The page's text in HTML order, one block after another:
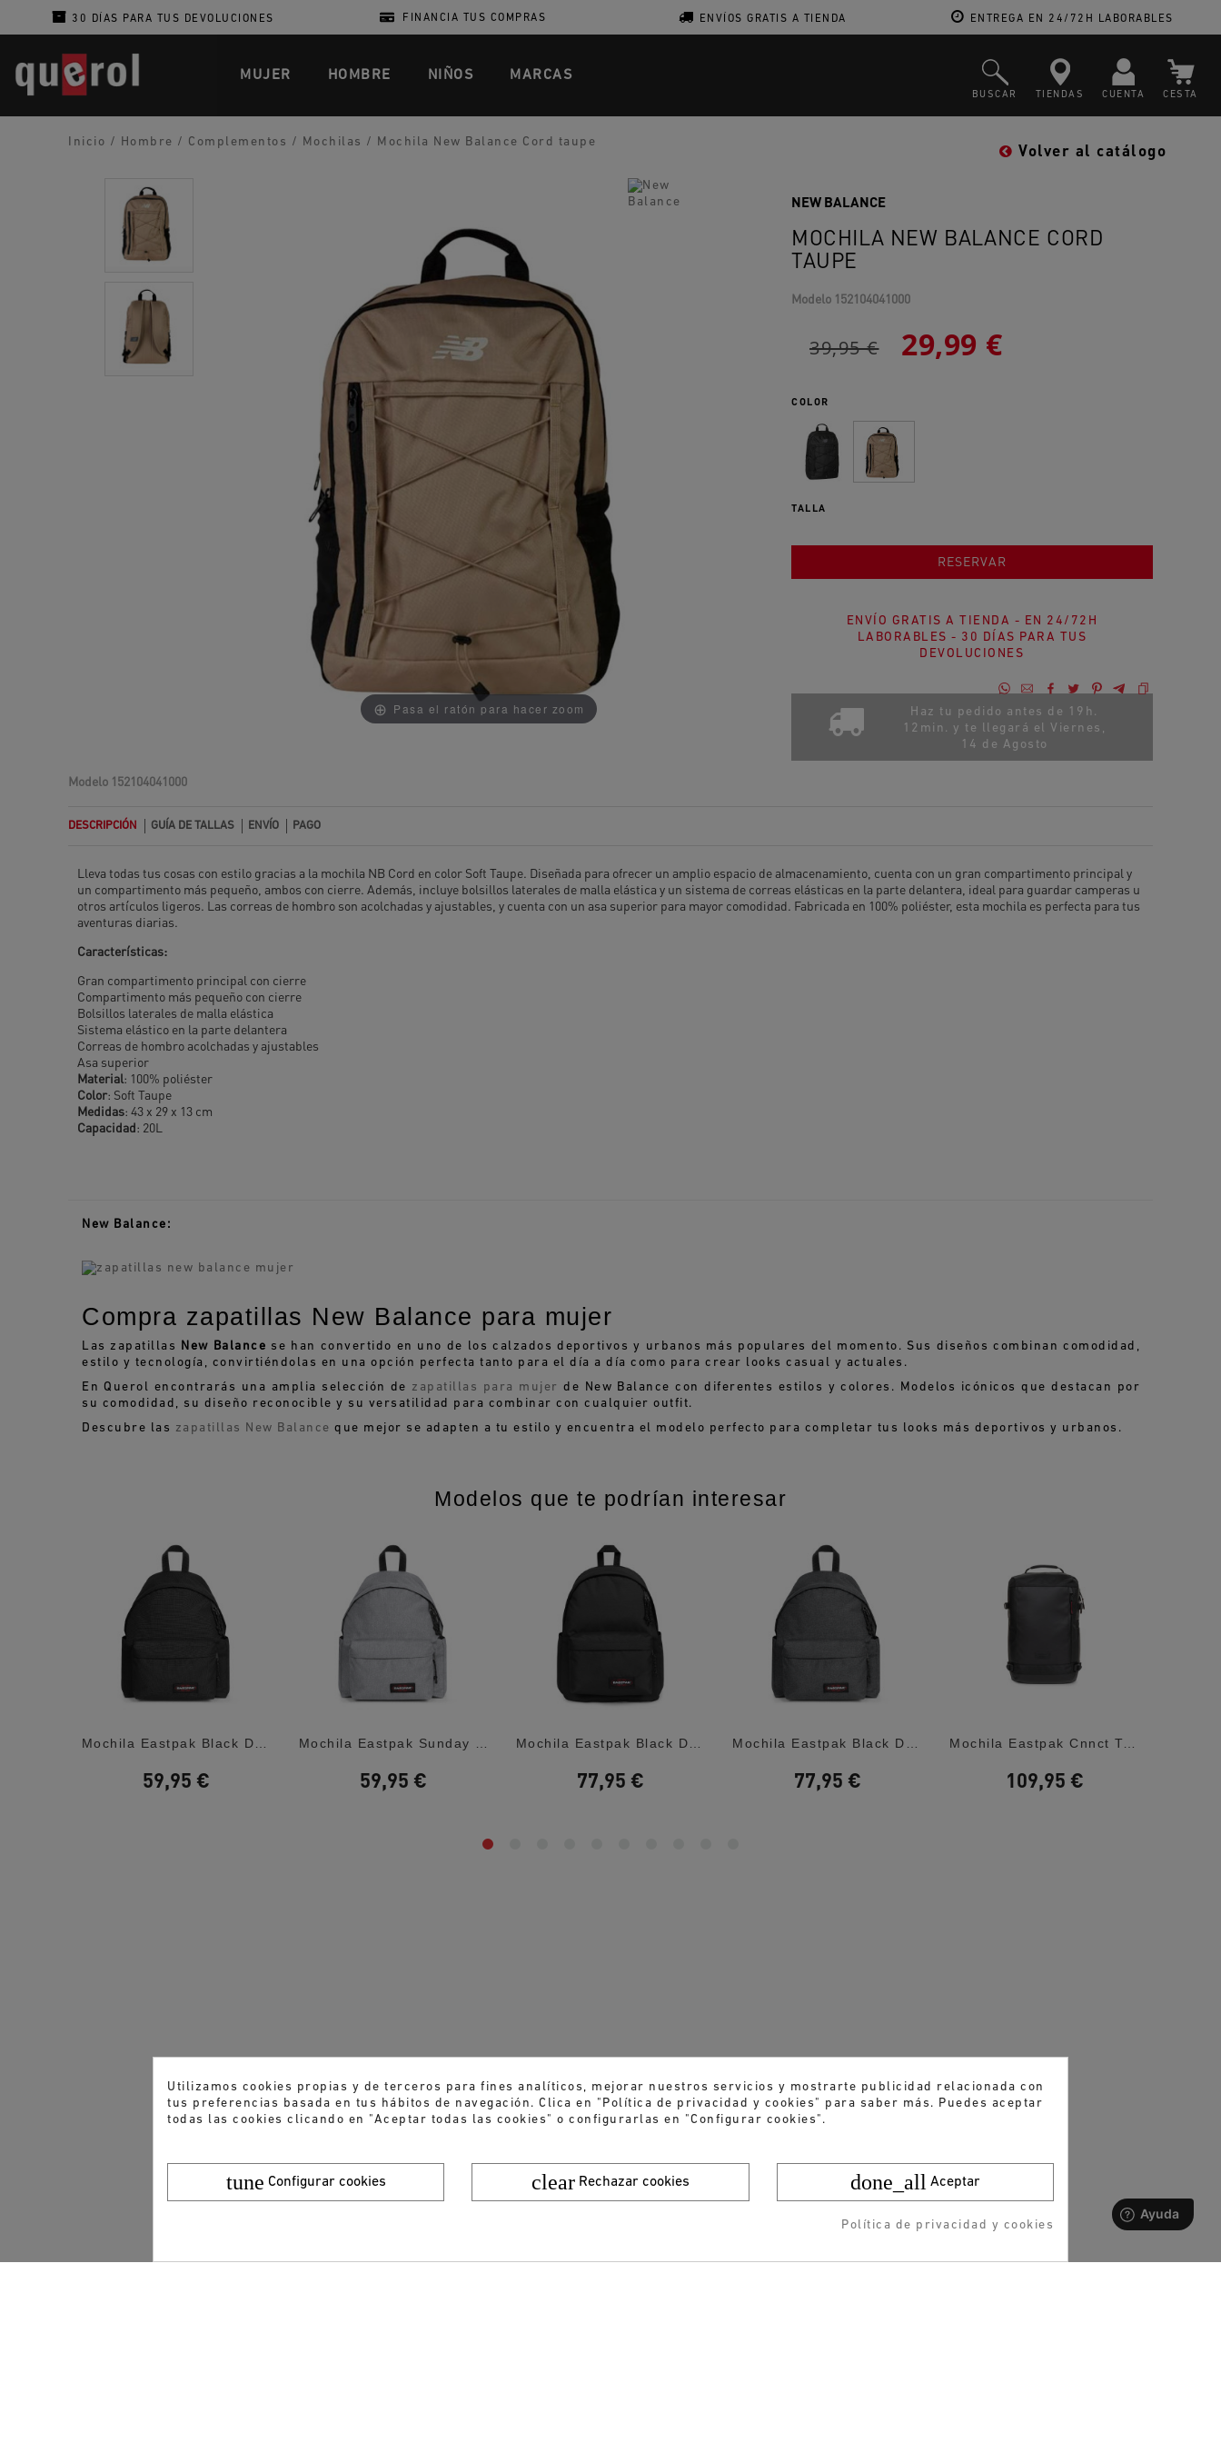
30 DÍAS PARA TUS DEVOLUCIONES FINANCIA TUS COMPRAS ENVÍOS GRATIS A TIENDA ENTREGA EN 24/72H LABORABLES
MUJER HOMBRE NIÑOS MARCAS
CESTA
CUENTA
TIENDAS
BUSCAR
Inicio / Hombre / Complementos / Mochilas / Mochila New Balance Cord taupe Volver al catálogo
Pasa el ratón para hacer zoom
MOCHILA NEW BALANCE CORD
TAUPE
NEW BALANCE
Modelo 152104041000
39,95 € 29,99 €
COLOR
TALLA
AÑADIDO AL CARRITO AÑADIR AL CARRITO
RESERVAR
ENVÍO GRATIS A TIENDA - EN 24/72H
LABORABLES - 30 DÍAS PARA TUS
DEVOLUCIONES
Haz tu pedido antes de 19h.
12min. y te llegará el Viernes,
14 de Agosto
Modelo 152104041000
DESCRIPCIÓN GUÍA DE TALLAS ENVÍO PAGO
Lleva todas tus cosas con estilo gracias a la mochila NB Cord en color Soft Taupe. Diseñada para ofrecer un amplio espacio de almacenamiento, cuenta con un gran compartimento principal y
un compartimento más pequeño, ambos con cierre. Además, incluye bolsillos laterales de malla elástica y un sistema de correas elásticas en la parte delantera, ideal para guardar camperas u
otros artículos ligeros. Las correas de hombro son acolchadas y ajustables, y cuenta con un asa superior para mayor comodidad. Fabricada en 100% poliéster, esta mochila es perfecta para tus
aventuras diarias.
Características:
Gran compartimento principal con cierre
Compartimento más pequeño con cierre
Bolsillos laterales de malla elástica
Sistema elástico en la parte delantera
Correas de hombro acolchadas y ajustables
Asa superior
Material: 100% poliéster
Color: Soft Taupe
Medidas: 43 x 29 x 13 cm
Capacidad: 20L
New Balance:
Compra zapatillas New Balance para mujer
Las zapatillas New Balance se han convertido en uno de los calzados deportivos y urbanos más populares del momento. Sus diseños combinan comodidad,
estilo y tecnología, convirtiéndolas en una opción perfecta tanto para el día a día como para crear looks casual y actuales.
En Querol encontrarás una amplia selección de zapatillas para mujer de New Balance con diferentes estilos y colores. Modelos icónicos que destacan por
su comodidad, su diseño reconocible y su versatilidad para combinar con cualquier outfit.
Descubre las zapatillas New Balance que mejor se adapten a tu estilo y encuentra el modelo perfecto para completar tus looks más deportivos y urbanos.
Modelos que te podrían interesar
59,95 € 59,95 € 77,95 € 77,95 €
Mochila Eastpak Cnnct Top Black Tecum M
109,95 €
Utilizamos cookies propias y de terceros para fines analíticos, mejorar nuestros servicios y mostrarte publicidad relacionada con
tus preferencias basada en tus hábitos de navegación. Clica en "Política de privacidad y cookies" para saber más. Puedes aceptar
todas las cookies clicando en "Aceptar todas las cookies" o configurarlas en "Configurar cookies".
done_all Aceptar
clear Rechazar cookies
tune Configurar cookies
Política de privacidad y cookies